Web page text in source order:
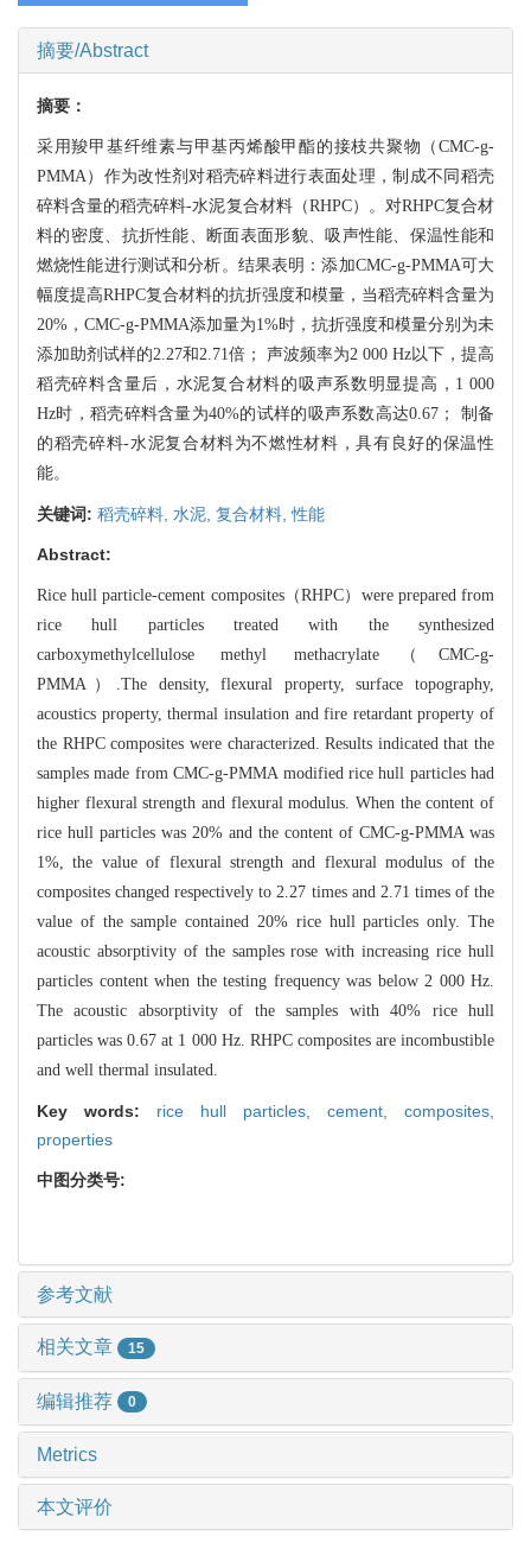
摘要/Abstract
摘要：
采用羧甲基纤维素与甲基丙烯酸甲酯的接枝共聚物（CMC-g-
PMMA）作为改性剂对稻壳碎料进行表面处理，制成不同稻壳
碎料含量的稻壳碎料-水泥复合材料（RHPC）。对RHPC复合材
料的密度、抗折性能、断面表面形貌、吸声性能、保温性能和
燃烧性能进行测试和分析。结果表明：添加CMC-g-PMMA可大
幅度提高RHPC复合材料的抗折强度和模量，当稻壳碎料含量为
20%，CMC-g-PMMA添加量为1%时，抗折强度和模量分别为未
添加助剂试样的2.27和2.71倍； 声波频率为2 000 Hz以下，提高
稻壳碎料含量后，水泥复合材料的吸声系数明显提高，1 000
Hz时，稻壳碎料含量为40%的试样的吸声系数高达0.67； 制备
的稻壳碎料-水泥复合材料为不燃性材料，具有良好的保温性
能。
关键词: 稻壳碎料, 水泥, 复合材料,性能
Abstract:
Rice hull particle-cement composites（RHPC）were prepared from
rice hull particles treated with the synthesized
carboxymethylcellulose methyl methacrylate（CMC-g-
PMMA）.The density, flexural property, surface topography,
acoustics property, thermal insulation and fire retardant property of
the RHPC composites were characterized. Results indicated that the
samples made from CMC-g-PMMA modified rice hull particles had
higher flexural strength and flexural modulus. When the content of
rice hull particles was 20% and the content of CMC-g-PMMA was
1%, the value of flexural strength and flexural modulus of the
composites changed respectively to 2.27 times and 2.71 times of the
value of the sample contained 20% rice hull particles only. The
acoustic absorptivity of the samples rose with increasing rice hull
particles content when the testing frequency was below 2 000 Hz.
The acoustic absorptivity of the samples with 40% rice hull
particles was 0.67 at 1 000 Hz. RHPC composites are incombustible
and well thermal insulated.
Key words: rice hull particles, cement, composites,
properties
中图分类号:
参考文献
相关文章 15
编辑推荐 0
Metrics
本文评价